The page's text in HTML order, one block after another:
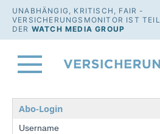
UNABHÄNGIG, KRITISCH, FAIR -
VERSICHERUNGSMONITOR IST TEIL
DER WATCH MEDIA GROUP
Abo-Login
Username